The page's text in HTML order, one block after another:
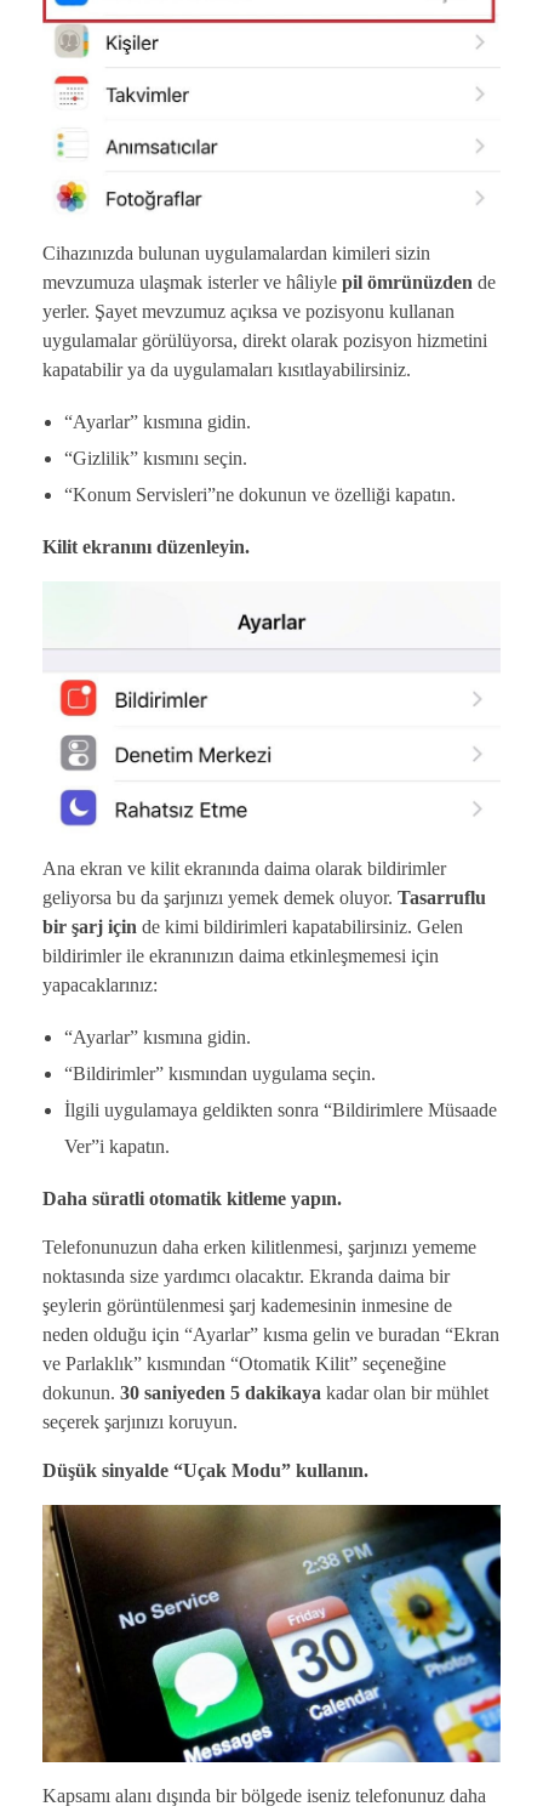
Cihazınızda bulunan uygulamalardan kimileri sizin
mevzumuza ulaşmak isterler ve hâliyle pil ömrünüzden de
yerler. Şayet mevzumuz açıksa ve pozisyonu kullanan
uygulamalar görülüyorsa, direkt olarak pozisyon hizmetini
kapatabilir ya da uygulamaları kısıtlayabilirsiniz.
“Ayarlar” kısmına gidin.
“Gizlilik” kısmını seçin.
“Konum Servisleri”ne dokunun ve özelliği kapatın.
Kilit ekranını düzenleyin.
Ana ekran ve kilit ekranında daima olarak bildirimler
geliyorsa bu da şarjınızı yemek demek oluyor. Tasarruflu
bir şarj için de kimi bildirimleri kapatabilirsiniz. Gelen
bildirimler ile ekranınızın daima etkinleşmemesi için
yapacaklarınız:
“Ayarlar” kısmına gidin.
“Bildirimler” kısmından uygulama seçin.
İlgili uygulamaya geldikten sonra “Bildirimlere Müsaade
Ver”i kapatın.
Daha süratli otomatik kitleme yapın.
Telefonunuzun daha erken kilitlenmesi, şarjınızı yememe
noktasında size yardımcı olacaktır. Ekranda daima bir
şeylerin görüntülenmesi şarj kademesinin inmesine de
neden olduğu için “Ayarlar” kısma gelin ve buradan “Ekran
ve Parlaklık” kısmından “Otomatik Kilit” seçeneğine
dokunun. 30 saniyeden 5 dakikaya kadar olan bir mühlet
seçerek şarjınızı koruyun.
Düşük sinyalde “Uçak Modu” kullanın.
Kapsamı alanı dışında bir bölgede iseniz telefonunuz daha